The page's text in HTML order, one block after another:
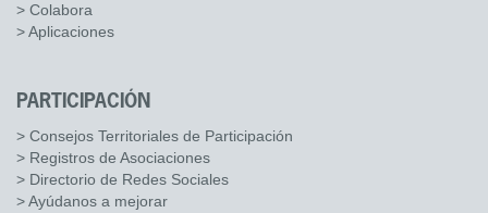
> Colabora
> Aplicaciones
PARTICIPACIÓN
> Consejos Territoriales de Participación
> Registros de Asociaciones
> Directorio de Redes Sociales
> Ayúdanos a mejorar